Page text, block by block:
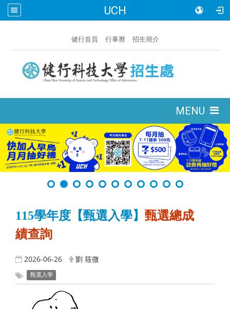
UCH
健行首頁 行事曆 招生簡介
MENU
115學年度【甄選入學】 甄選總成
績查詢
2026-06-26 劉 筱微
甄選入學